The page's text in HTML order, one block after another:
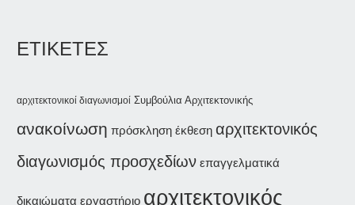
ΕΤΙΚΕΤΕΣ
αρχιτεκτονικοί διαγωνισμοί Συμβούλια Αρχιτεκτονικής
ανακοίνωση πρόσκληση έκθεση αρχιτεκτονικός
διαγωνισμός προσχεδίων επαγγελματικά
δικαιώματα εργαστήριο αρχιτεκτονικός